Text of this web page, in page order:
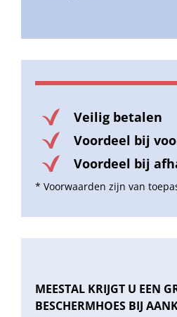
Veilig betalen
Voordeel bij
Voordeel bij
* Voorwaarden zijn van
MEESTAL KRIJGT U EEN
BESCHERMHOES BIJ